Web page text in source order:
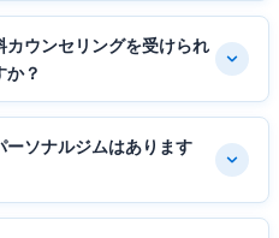
ウンセリングを受けられ
か？
ーソナルジムはあります